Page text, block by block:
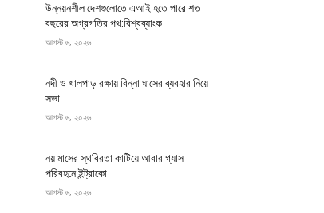
উন্নয়নশীল দেশগুলোতে এআই হতে পারে শত
বছরের অগ্রগতির পথ:বিশ্বব্যাংক
আগস্ট ৬, ২০২৬
নদী ও খালপাড় রক্ষায় বিন্না ঘাসের ব্যবহার নিয়ে
সভা
আগস্ট ৬, ২০২৬
নয় মাসের স্থবিরতা কাটিয়ে আবার গ্যাস
পরিবহনে ইন্ট্রাকো
আগস্ট ৬, ২০২৬